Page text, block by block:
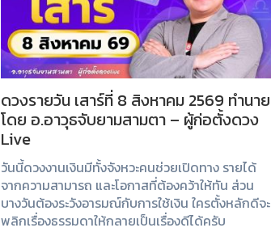
ดวงรายวัน เสาร์ที่ 8 สิงหาคม 2569 ทำนาย
โดย อ.อาวุธจับยามสามตา – ผู้ก่อตั้งดวง
Live
วันนี้ดวงงานเงินมีทั้งจังหวะคนช่วยเปิดทาง รายได้
จากความสามารถ และโอกาสที่ต้องคว้าให้ทัน ส่วน
บางวันต้องระวังอารมณ์กับการใช้เงิน ใครตั้งหลักดีจะ
พลิกเรื่องธรรมดาให้กลายเป็นเรื่องดีได้ครับ